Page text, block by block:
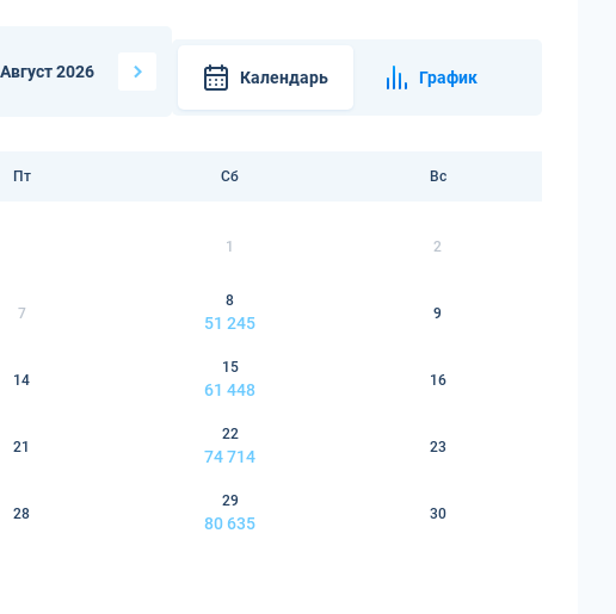
Август 2026 Календарь График
Пт Сб Вс
1 2
7
8
51 245
9
14
15
61 448
16
21
22
74 714
23
28
29
80 635
30